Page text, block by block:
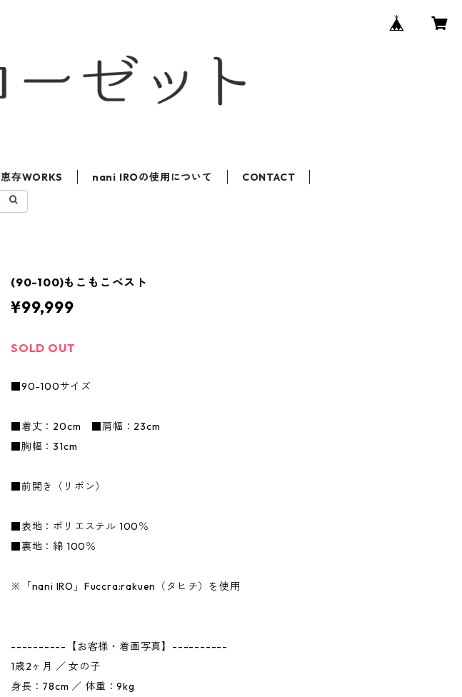
恵存WORKS nani IROの使用について CONTACT
(90-100)もこもこベスト
¥99,999
SOLD OUT
■90-100サイズ
■着丈：20cm ■肩幅：23cm
■胸幅：31cm
■前開き（リボン）
■表地：ポリエステル 100％
■裏地：綿 100％
※「nani IRO」Fuccra:rakuen（タヒチ）を使用
----------【お客様・着画写真】----------
1歳2ヶ月 ／ 女の子
身長：78cm ／ 体重：9kg